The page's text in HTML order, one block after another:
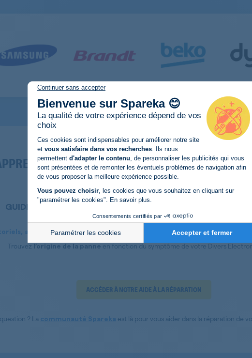
Continuer sans accepter
Bienvenue sur Spareka 😊
La qualité de votre expérience dépend de vos
choix
Plateforme de Gestion du
Ces cookies sont indispensables pour améliorer notre site
et vous satisfaire dans vos recherches . Ils nous
permettent d'adapter le contenu , de personnaliser les publicités qui vous
sont présentées et de remonter les éventuels problèmes de navigation afin
de vous proposer la meilleure expérience possible.
Vous pouvez choisir , les cookies que vous souhaitez en cliquant sur
"paramétrer les cookies".
En savoir plus
Consentements certifiés par
Paramétrer les cookies Accepter et fermer
Axeptio consent
À RÉPARER VOTRE DIVERS
GUIDE DE RÉPARATION DE PANNE POUR DIVERS
astuces et plein d’autres aides
pour vous accompagner dans la
Trouvez l’origine de la panneen fonction du symptôme de votre Divers
ACCÉDER À NOTRE AIDE À LA RÉPARATION
? La communauté Spareka est là pour vous aider dans la réparation de